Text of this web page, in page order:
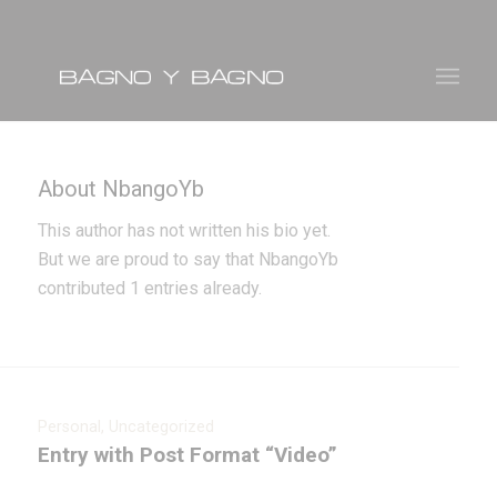
About NbangoYb
This author has not written his bio yet.
But we are proud to say that NbangoYb
contributed 1 entries already.
Entry with Post Format “Video”